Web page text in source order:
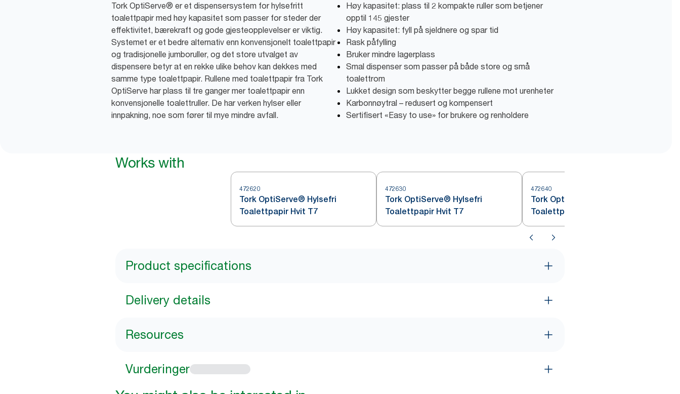
Tork OptiServe® er et dispensersystem for hylsefritt
toalettpapir med høy kapasitet som passer for steder der
effektivitet, bærekraft og gode gjesteopplevelser er viktig.
Systemet er et bedre alternativ enn konvensjonelt toalettpapir
og tradisjonelle jumboruller, og det store utvalget av
dispensere betyr at en rekke ulike behov kan dekkes med
samme type toalettpapir. Rullene med toalettpapir fra Tork
OptiServe har plass til tre ganger mer toalettpapir enn
konvensjonelle toalettruller. De har verken hylser eller
innpakning, noe som fører til mye mindre avfall.
Høy kapasitet: plass til 2 kompakte ruller som betjener
opptil 145 gjester
Høy kapasitet: fyll på sjeldnere og spar tid
Rask påfylling
Bruker mindre lagerplass
Smal dispenser som passer på både store og små
toalettrom
Lukket design som beskytter begge rullene mot urenheter
Karbonnøytral – redusert og kompensert
Sertifisert «Easy to use» for brukere og renholdere
Works with
472620
Tork OptiServe® Hylsefri
Toalettpapir Hvit T7
472630
Tork OptiServe® Hylsefri
Toalettpapir Hvit T7
472640
Tork OptiServe® Hylsefri
Toalettpapir Natur T7
Product specifications
Delivery details
Resources
Vurderinger